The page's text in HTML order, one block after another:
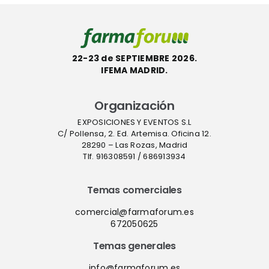
22-23 de SEPTIEMBRE 2026.
IFEMA MADRID.
Organización
EXPOSICIONES Y EVENTOS S.L
C/ Pollensa, 2. Ed. Artemisa. Oficina 12.
28290 – Las Rozas, Madrid
Tlf. 916308591 / 686913934
Temas comerciales
comercial@farmaforum.es
672050625
Temas generales